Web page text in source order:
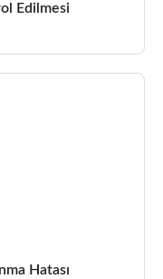
Edilmesi
Hatası